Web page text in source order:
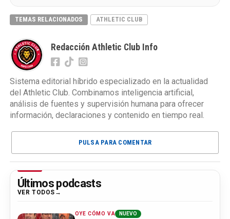
TEMAS RELACIONADOS ATHLETIC CLUB
Redacción Athletic Club Info
Sistema editorial híbrido especializado en la actualidad
del Athletic Club. Combinamos inteligencia artificial,
análisis de fuentes y supervisión humana para ofrecer
información, declaraciones y contenido en tiempo real.
PULSA PARA COMENTAR
Últimos podcasts
VER TODOS
OYE CÓMO VA NUEVO